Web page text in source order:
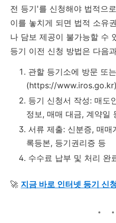
전 등기'를 신청해야 법적으
이를 놓치게 되면 법적 소유
나 담보 제공이 불가능할 수
등기 이전 신청 방법은 다음
관할 등기소에 방문 또
(https://
등기 신청서 작성: 매도
정보, 매매 대금, 계약일
서류 제출: 신분증, 매매
록등본, 등기권리증 등
수수료 납부 및 처리 완
🚀 지금 바로 인터넷 등기 신